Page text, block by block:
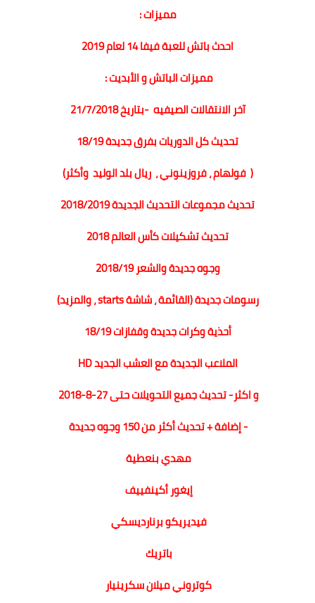
مميزات :
احدث باتش للعبة فيفا 14 لعام 2019
مميزات الباتش و الأبديت :
آخر الانتقالات الصيفيه -بتاريخ 21/7/2018
تحديث كل الدوريات بفرق جديدة 18/19
( فولهام ، فروزينوني ، ريال بلد الوليد وأكثر)
تحديث مجموعات التحديث الجديدة 2018/2019
تحديث تشكيلات كأس العالم 2018
وجوه جديدة والشعر 2018/19
رسومات جديدة (القائمة ، شاشة starts ، والمزيد)
أحذية وكرات جديدة وقفازات 18/19
الملاعب الجديدة مع العشب الجديد HD
و اكثر- تحديث جميع التحويلات حتى 27-8-2018
- إضافة + تحديث أكثر من 150 وجوه جديدة
مهدي بنعطية
إيغور أكينفييف
فيديريكو برنارديسكي
باتريك
كوتروني ميلان سكرينيار